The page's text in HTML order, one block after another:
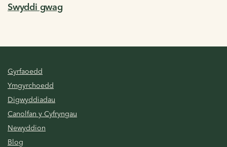
Swyddi gwag
Gyrfaoedd
Ymgyrchoedd
Digwyddiadau
Canolfan y Cyfryngau
Newyddion
Blog